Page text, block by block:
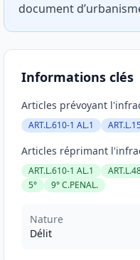
document
Informations clés
Articles prévoyant
ART.L.610-1 AL.1
Articles réprimant
ART.L.610-1 AL.1
5°
9° C.PENAL.
Nature
Délit